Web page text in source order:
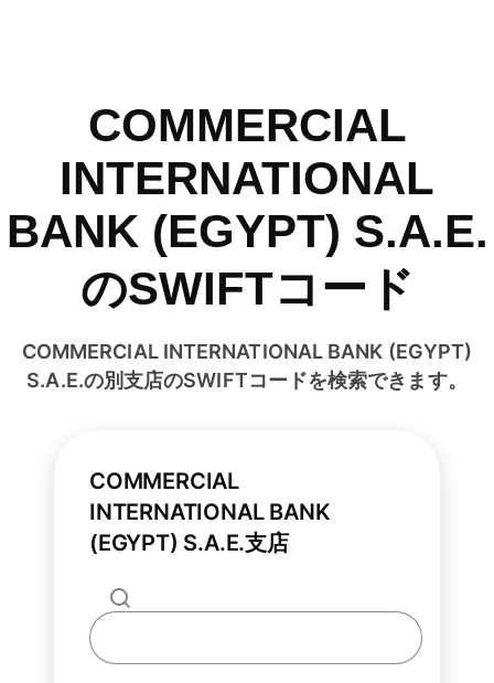
COMMERCIAL
INTERNATIONAL
BANK (EGYPT) S.A.E.
のSWIFTコード
COMMERCIAL INTERNATIONAL BANK (EGYPT)
S.A.E.の別支店のSWIFTコードを検索できます。
COMMERCIAL
INTERNATIONAL BANK
(EGYPT) S.A.E.支店